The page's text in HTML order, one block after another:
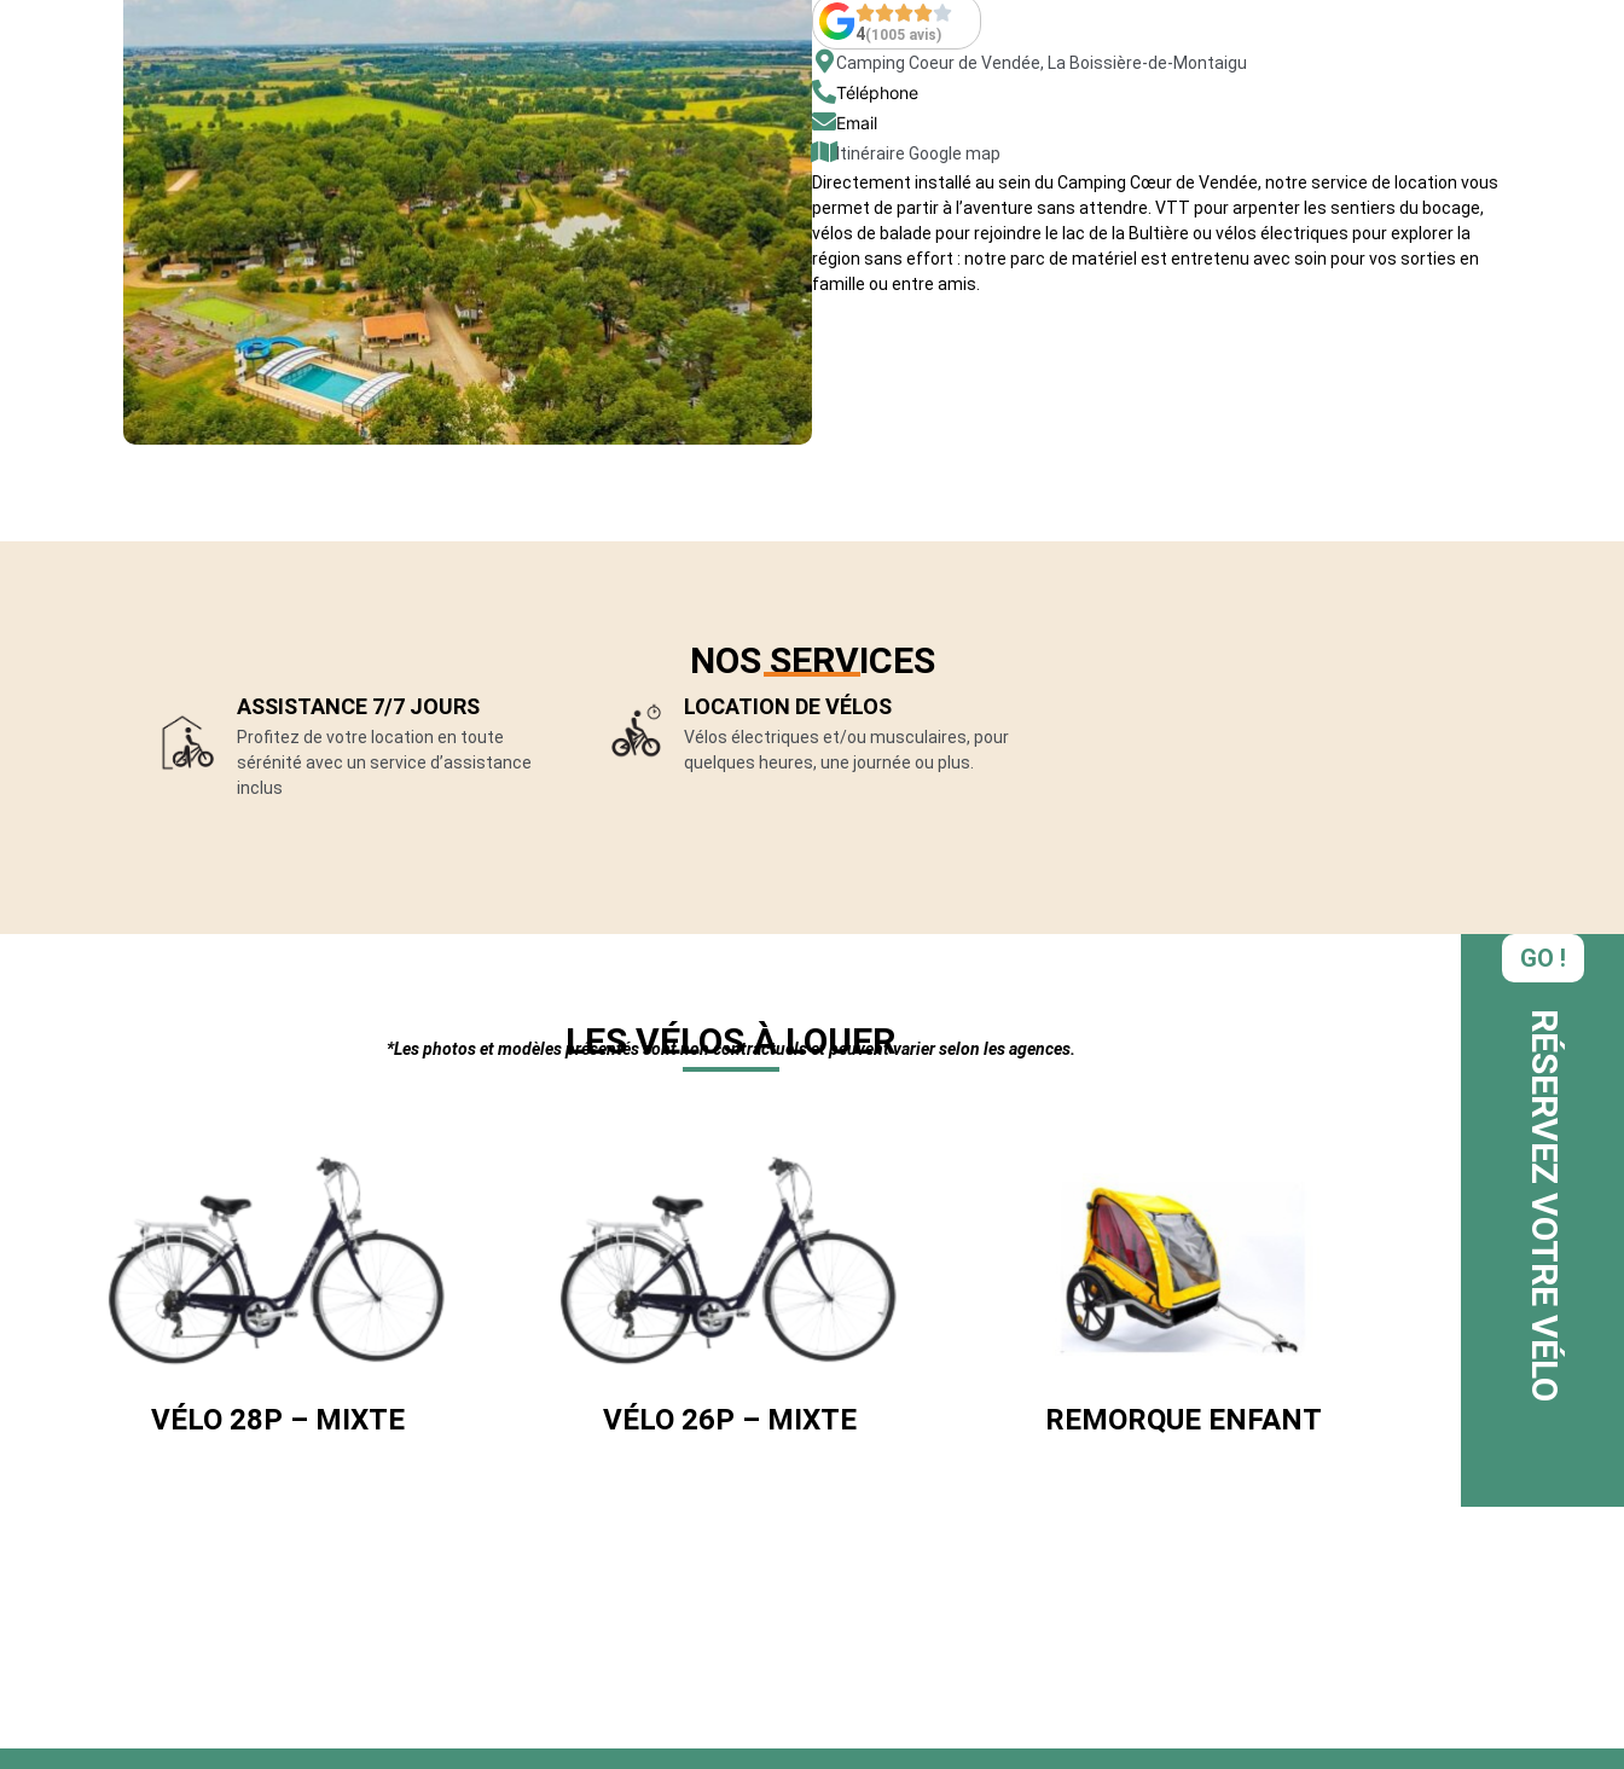
4(1005 avis)
Camping Coeur de Vendée, La Boissière-de-Montaigu
Téléphone
Email
Itinéraire Google map
Directement installé au sein du Camping Cœur de Vendée, notre service de location vous
permet de partir à l’aventure sans attendre. VTT pour arpenter les sentiers du bocage,
vélos de balade pour rejoindre le lac de la Bultière ou vélos électriques pour explorer la
région sans effort : notre parc de matériel est entretenu avec soin pour vos sorties en
famille ou entre amis.
NOS SERVICES
ASSISTANCE 7/7 JOURS
Profitez de votre location en toute
sérénité avec un service d’assistance
inclus
LOCATION DE VÉLOS
Vélos électriques et/ou musculaires, pour
quelques heures, une journée ou plus.
LES VÉLOS À LOUER
*Les photos et modèles présentés sont non contractuels et peuvent varier selon les agences.
VÉLO 28P – MIXTE VÉLO 26P – MIXTE REMORQUE ENFANT
RÉSERVEZ VOTRE VÉLO
GO !